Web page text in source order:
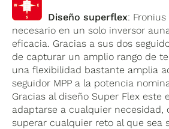
Diseño superflex:
necesario en un solo inversor
eficacia. Gracias a sus dos
de capturar un amplio rango de
una flexibilidad bastante amplia
seguidor MPP a la potencia
Gracias al diseño Super Flex este
adaptarse a cualquier necesidad,
superar cualquier reto al que sea